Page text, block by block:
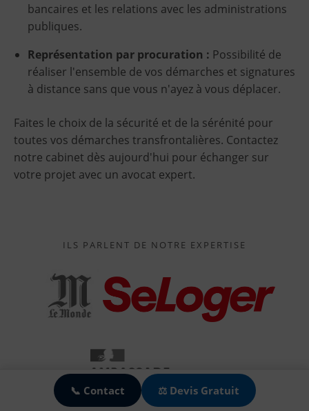
bancaires et les relations avec les administrations
publiques.
Représentation par procuration : Possibilité de
réaliser l'ensemble de vos démarches et signatures
à distance sans que vous n'ayez à vous déplacer.
Faites le choix de la sécurité et de la sérénité pour
toutes vos démarches transfrontalières. Contactez
notre cabinet dès aujourd'hui pour échanger sur
votre projet avec un avocat expert.
ILS PARLENT DE NOTRE EXPERTISE
📞 Contact ⚖️ Devis Gratuit